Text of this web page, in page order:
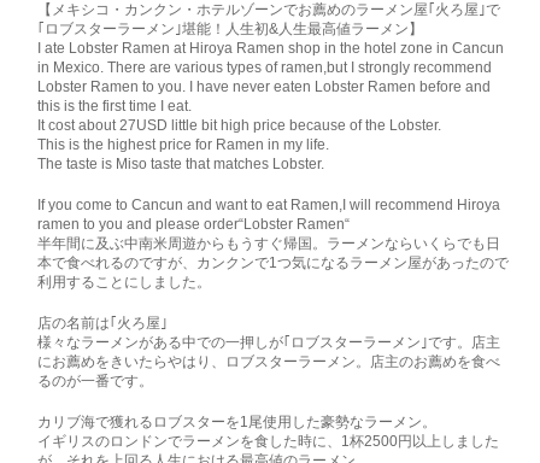
【メキシコ・カンクン・ホテルゾーンでお薦めのラーメン屋｢火ろ屋｣で
｢ロブスターラーメン｣堪能！人生初&人生最高値ラーメン】
I ate Lobster Ramen at Hiroya Ramen shop in the hotel zone in Cancun
in Mexico. There are various types of ramen,but I strongly recommend
Lobster Ramen to you. I have never eaten Lobster Ramen before and
this is the first time I eat.
It cost about 27USD little bit high price because of the Lobster.
This is the highest price for Ramen in my life.
The taste is Miso taste that matches Lobster.
If you come to Cancun and want to eat Ramen,I will recommend Hiroya
ramen to you and please order“Lobster Ramen“
半年間に及ぶ中南米周遊からもうすぐ帰国。ラーメンならいくらでも日
本で食べれるのですが、カンクンで1つ気になるラーメン屋があったので
利用することにしました。
店の名前は｢火ろ屋｣
様々なラーメンがある中での一押しが｢ロブスターラーメン｣です。店主
にお薦めをきいたらやはり、ロブスターラーメン。店主のお薦めを食べ
るのが一番です。
カリブ海で獲れるロブスターを1尾使用した豪勢なラーメン。
イギリスのロンドンでラーメンを食した時に、1杯2500円以上しました